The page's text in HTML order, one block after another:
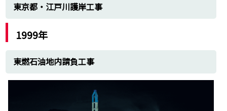
東京都・江戸川護岸工事
1999年
東燃石油地内請負工事